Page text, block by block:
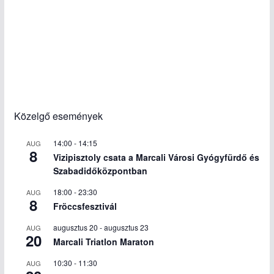
Közelgő események
AUG
8
14:00 - 14:15
Vizipisztoly csata a Marcali Városi Gyógyfürdő és
Szabadidőközpontban
AUG
8
18:00 -23:30
Fröccsfesztivál
AUG
20
augusztus 20 -augusztus 23
Marcali Triatlon Maraton
AUG 10:30 - 11:30